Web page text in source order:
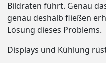
Bildraten führt. Genau
genau deshalb fließen
Lösung dieses Problems.
Displays und Kühlung